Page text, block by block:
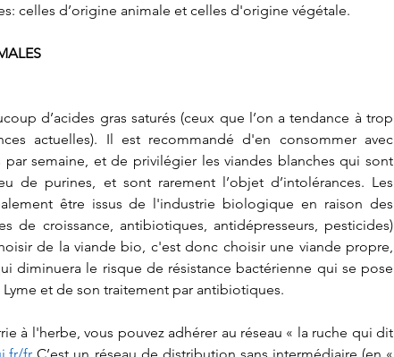
celles d’origine animale et celles d'origine végétale.
d’acides gras saturés (ceux que l’on a tendance à trop
actuelles). Il est recommandé d'en consommer avec
semaine, et de privilégier les viandes blanches qui sont
de purines, et sont rarement l’objet d’intolérances. Les
être issus de l'industrie biologique en raison des
de croissance, antibiotiques, antidépresseurs, pesticides)
de la viande bio, c'est donc choisir une viande propre,
diminuera le risque de résistance bactérienne qui se pose
et de son traitement par antibiotiques.
à l'herbe, vous pouvez adhérer au réseau « la ruche qui dit